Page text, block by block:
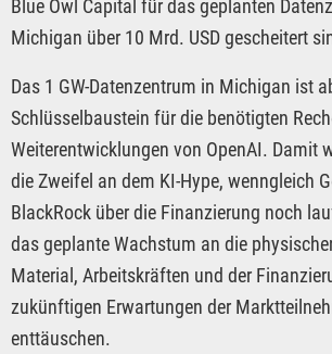
Blue Owl Capital für das geplanten
Michigan über 10 Mrd. USD gescheitert
Das 1 GW-Datenzentrum in Michigan ist
Schlüsselbaustein für die benötigten
Weiterentwicklungen von OpenAI. Damit
die Zweifel an dem KI-Hype, wenngleich
BlackRock über die Finanzierung noch
das geplante Wachstum an die
Material, Arbeitskräften und der
zukünftigen Erwartungen der
enttäuschen.